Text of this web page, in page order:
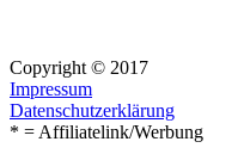
Copyright © 2017
Impressum
Datenschutzerklärung
* = Affiliatelink/Werbung